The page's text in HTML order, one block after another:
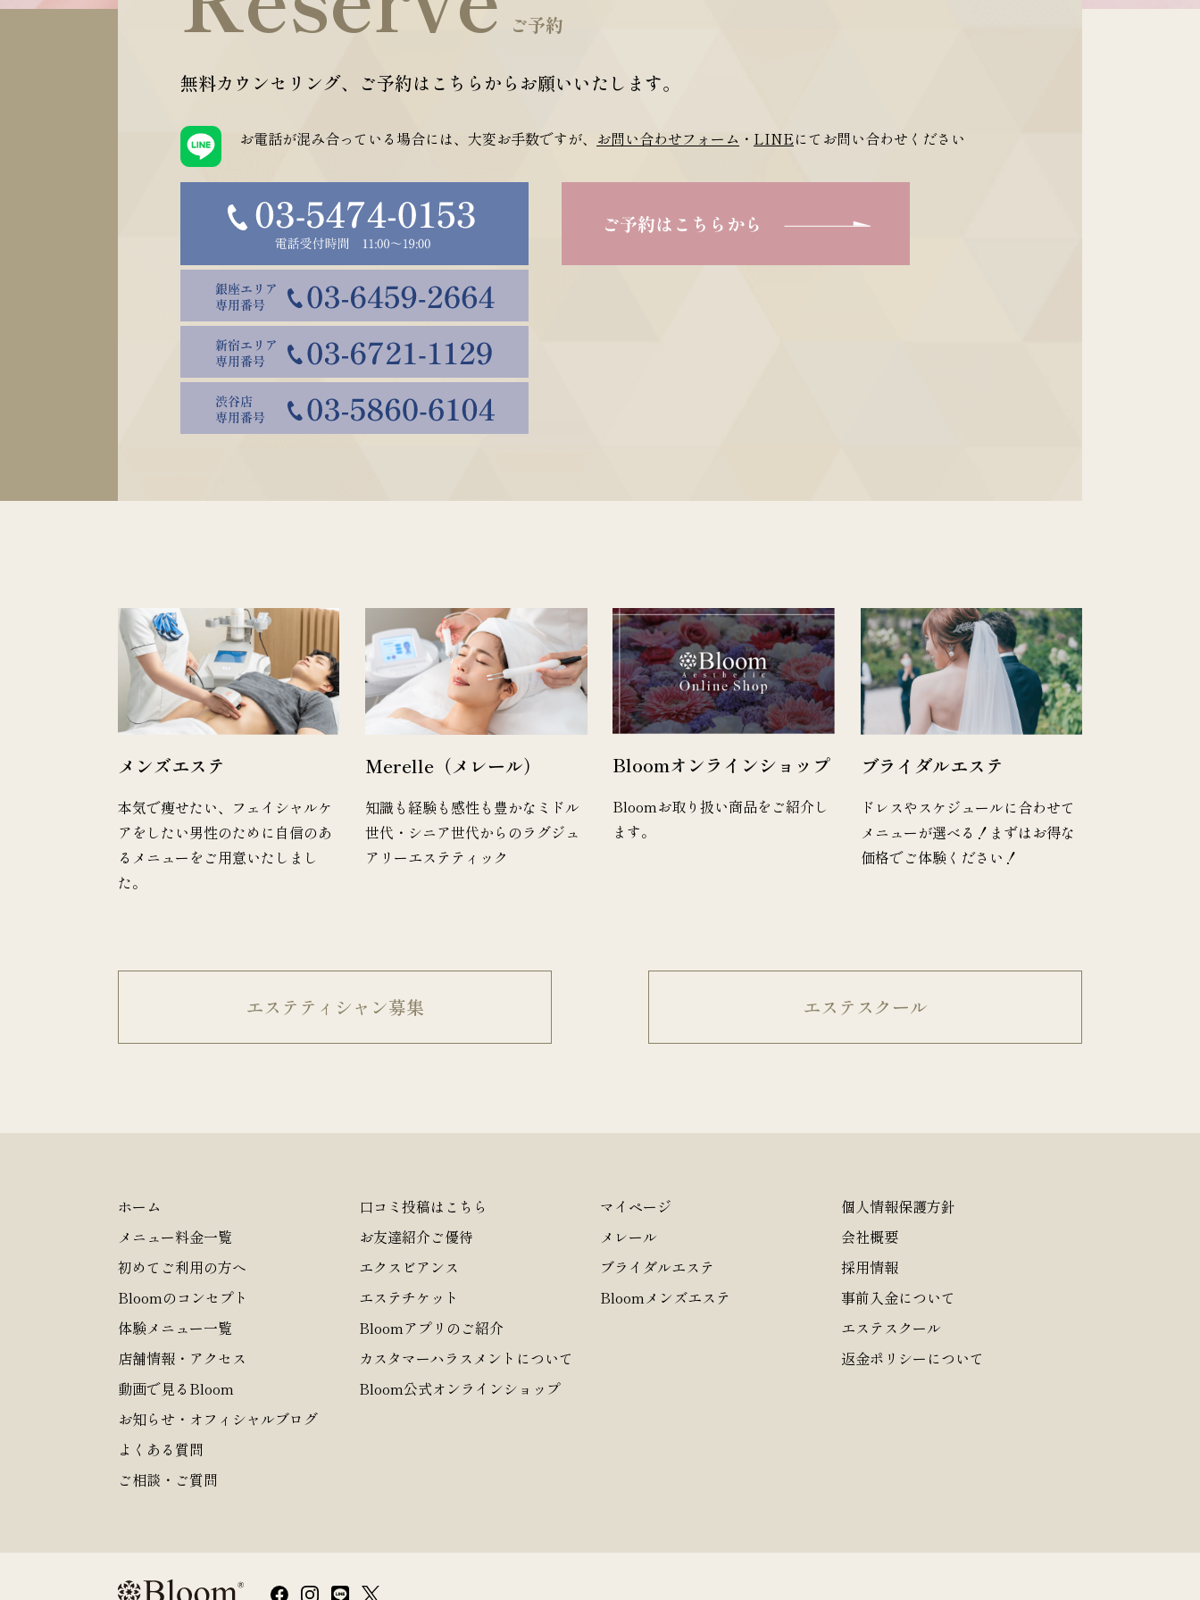
ご予約
無料カウンセリング、ご予約はこちらからお願いいたします。
お電話が混み合っている場合には、大変お手数ですが、 お問い合わせフォーム ・ LINEにてお問い合わせください
メンズエステ
本気で痩せたい、フェイシャルケ
アをしたい男性のために自信のあ
るメニューをご用意いたしまし
た。
Merelle（メレール）
知識も経験も感性も豊かなミドル
世代・シニア世代からのラグジュ
アリーエステティック
Bloomオンラインショップ
Bloomお取り扱い商品をご紹介し
ます。
ブライダルエステ
ドレスやスケジュールに合わせて
メニューが選べる！まずはお得な
価格でご体験ください！
エステティシャン募集 エステスクール
ホーム
メニュー料金一覧
初めてご利用の方へ
Bloomのコンセプト
体験メニュー一覧
店舗情報・アクセス
動画で見るBloom
お知らせ・オフィシャルブログ
よくある質問
ご相談・ご質問
口コミ投稿はこちら
お友達紹介ご優待
エクスビアンス
エステチケット
Bloomアプリのご紹介
カスタマーハラスメントについて
Bloom公式オンラインショップ
マイページ
メレール
ブライダルエステ
Bloomメンズエステ
個人情報保護方針
会社概要
採用情報
事前入金について
エステスクール
返金ポリシーについて